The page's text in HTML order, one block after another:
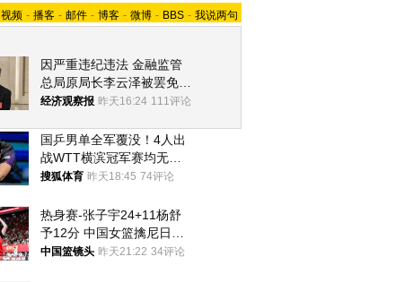
视频 - 播客 - 邮件 - 博客 - 微博 - BBS - 我说两句
因严重违纪违法 金融监管
总局原局长李云泽被罢免全
国人大代表
经济观察报 昨天16:24 111评论
国乒男单全军覆没！4人出
战WTT横滨冠军赛均无缘
八强
搜狐体育 昨天18:45 74评论
热身赛-张子宇24+11杨舒
予12分 中国女篮擒尼日利
亚
中国篮镜头 昨天21:22 34评论